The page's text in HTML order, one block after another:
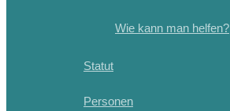
Wie kann man helfen?
Statut
Personen